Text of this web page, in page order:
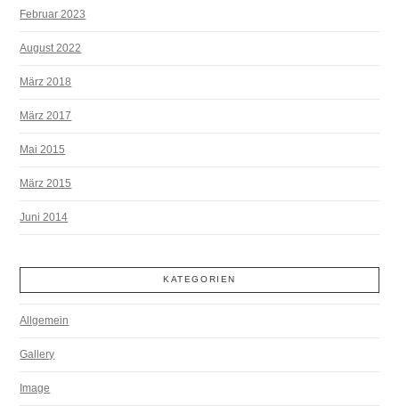
Februar 2023
August 2022
März 2018
März 2017
Mai 2015
März 2015
Juni 2014
KATEGORIEN
Allgemein
Gallery
Image